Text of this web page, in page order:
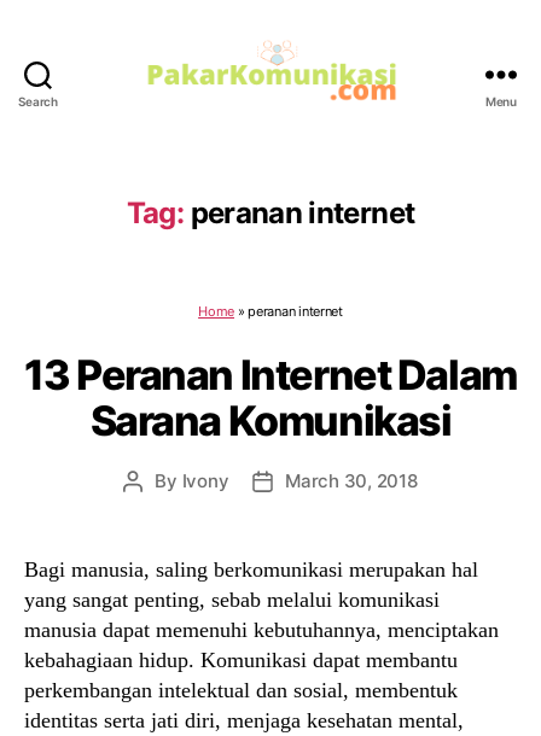
Search Menu
Tag: peranan internet
Home »peranan internet
13 Peranan Internet Dalam
Sarana Komunikasi
Post
By Ivony
PostMarch 30, 2018
Bagi manusia, saling berkomunikasi merupakan hal
yang sangat penting, sebab melalui komunikasi
manusia dapat memenuhi kebutuhannya, menciptakan
kebahagiaan hidup. Komunikasi dapat membantu
perkembangan intelektual dan sosial, membentuk
identitas serta jati diri, menjaga kesehatan mental,